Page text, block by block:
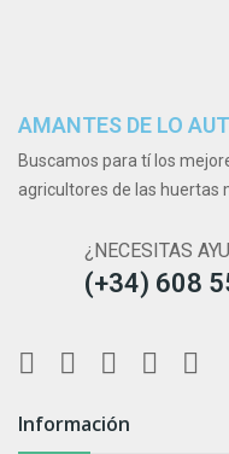
AMANTES DE LO
Buscamos para tí los
agricultores de las huertas
¿NECESITAS
(+34) 608
Información